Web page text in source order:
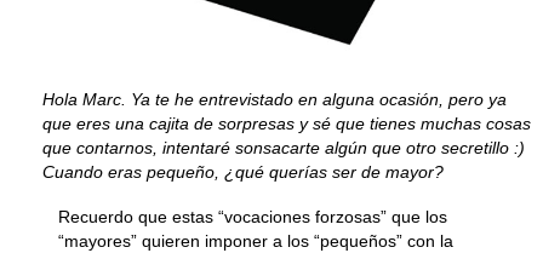
Hola Marc. Ya te he entrevistado en alguna ocasión, pero ya
que eres una cajita de sorpresas y sé que tienes muchas cosas
que contarnos, intentaré sonsacarte algún que otro secretillo :)
Cuando eras pequeño, ¿qué querías ser de mayor?
Recuerdo que estas “vocaciones forzosas” que los
“mayores” quieren imponer a los “pequeños” con la